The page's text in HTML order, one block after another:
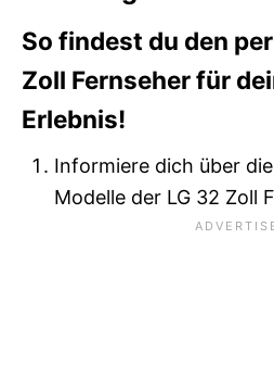
So findest du den
Zoll Fernseher für
Erlebnis!
Informiere dich über
Modelle der LG 32 Zoll